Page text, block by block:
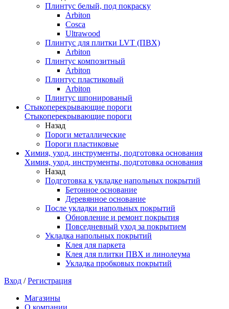
Плинтус белый, под покраску
Arbiton
Cosca
Ultrawood
Плинтус для плитки LVT (ПВХ)
Arbiton
Плинтус композитный
Arbiton
Плинтус пластиковый
Arbiton
Плинтус шпонированый
Стыкоперекрывающие пороги
Стыкоперекрывающие пороги
Назад
Пороги металлические
Пороги пластиковые
Химия, уход, инструменты, подготовка основания
Химия, уход, инструменты, подготовка основания
Назад
Подготовка к укладке напольных покрытий
Бетонное основание
Деревянное основание
После укладки напольных покрытий
Обновление и ремонт покрытия
Повседневный уход за покрытием
Укладка напольных покрытий
Клея для паркета
Клея для плитки ПВХ и линолеума
Укладка пробковых покрытий
Вход /Регистрация
Магазины
О компании